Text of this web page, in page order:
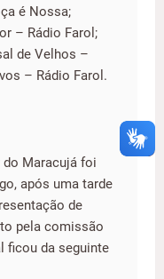
é Nossa;
– Rádio Farol;
de Velhos –
– Rádio Farol.
Maracujá foi
após uma tarde
de
pela comissão
ficou da seguinte